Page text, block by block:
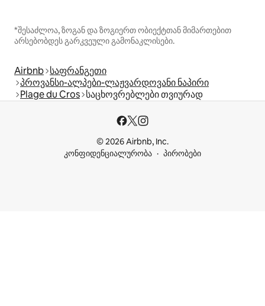
*შესაძლოა, ზოგან და ზოგიერთ ობიექტთან მიმართებით
არსებობდეს გარკვეული გამონაკლისები.
Airbnb საფრანგეთი
პროვანსი-ალპები-ლაჟვარდოვანი ნაპირი
Plage du Cros საცხოვრებლები თვიურად
© 2026 Airbnb, Inc.
კონფიდენციალურობა
პირობები